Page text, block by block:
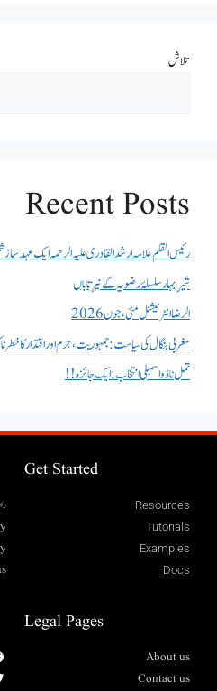
تلاش
Recent Posts
رئیس القلم علامہ ارشد القادری علیہ الرحمہ ایک عہد
شیرِ بہار سلسلۂ رضویہ کے نیرِ تاباں
الرضا انٹر نیشنل مئی، جون 2026
مغربی بنگال کی سیاست:جمہوریت، جرم اور اقتدار کا
تمل ناڈو اسمبلی انتخاب : ایک جائزہ !!
Get Started
Resources
Tutorials
Examples
Docs
Legal Pages
About us
Contact us